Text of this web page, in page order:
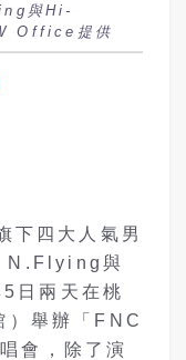
與Hi-
Office提供
下四大人氣男
N.Flying與
日兩天在桃
）舉辦「FNC
會，除了演